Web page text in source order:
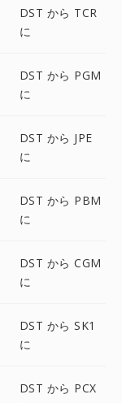
DST から TCR
に
DST から PGM
に
DST から JPE
に
DST から PBM
に
DST から CGM
に
DST から SK1
に
DST から PCX